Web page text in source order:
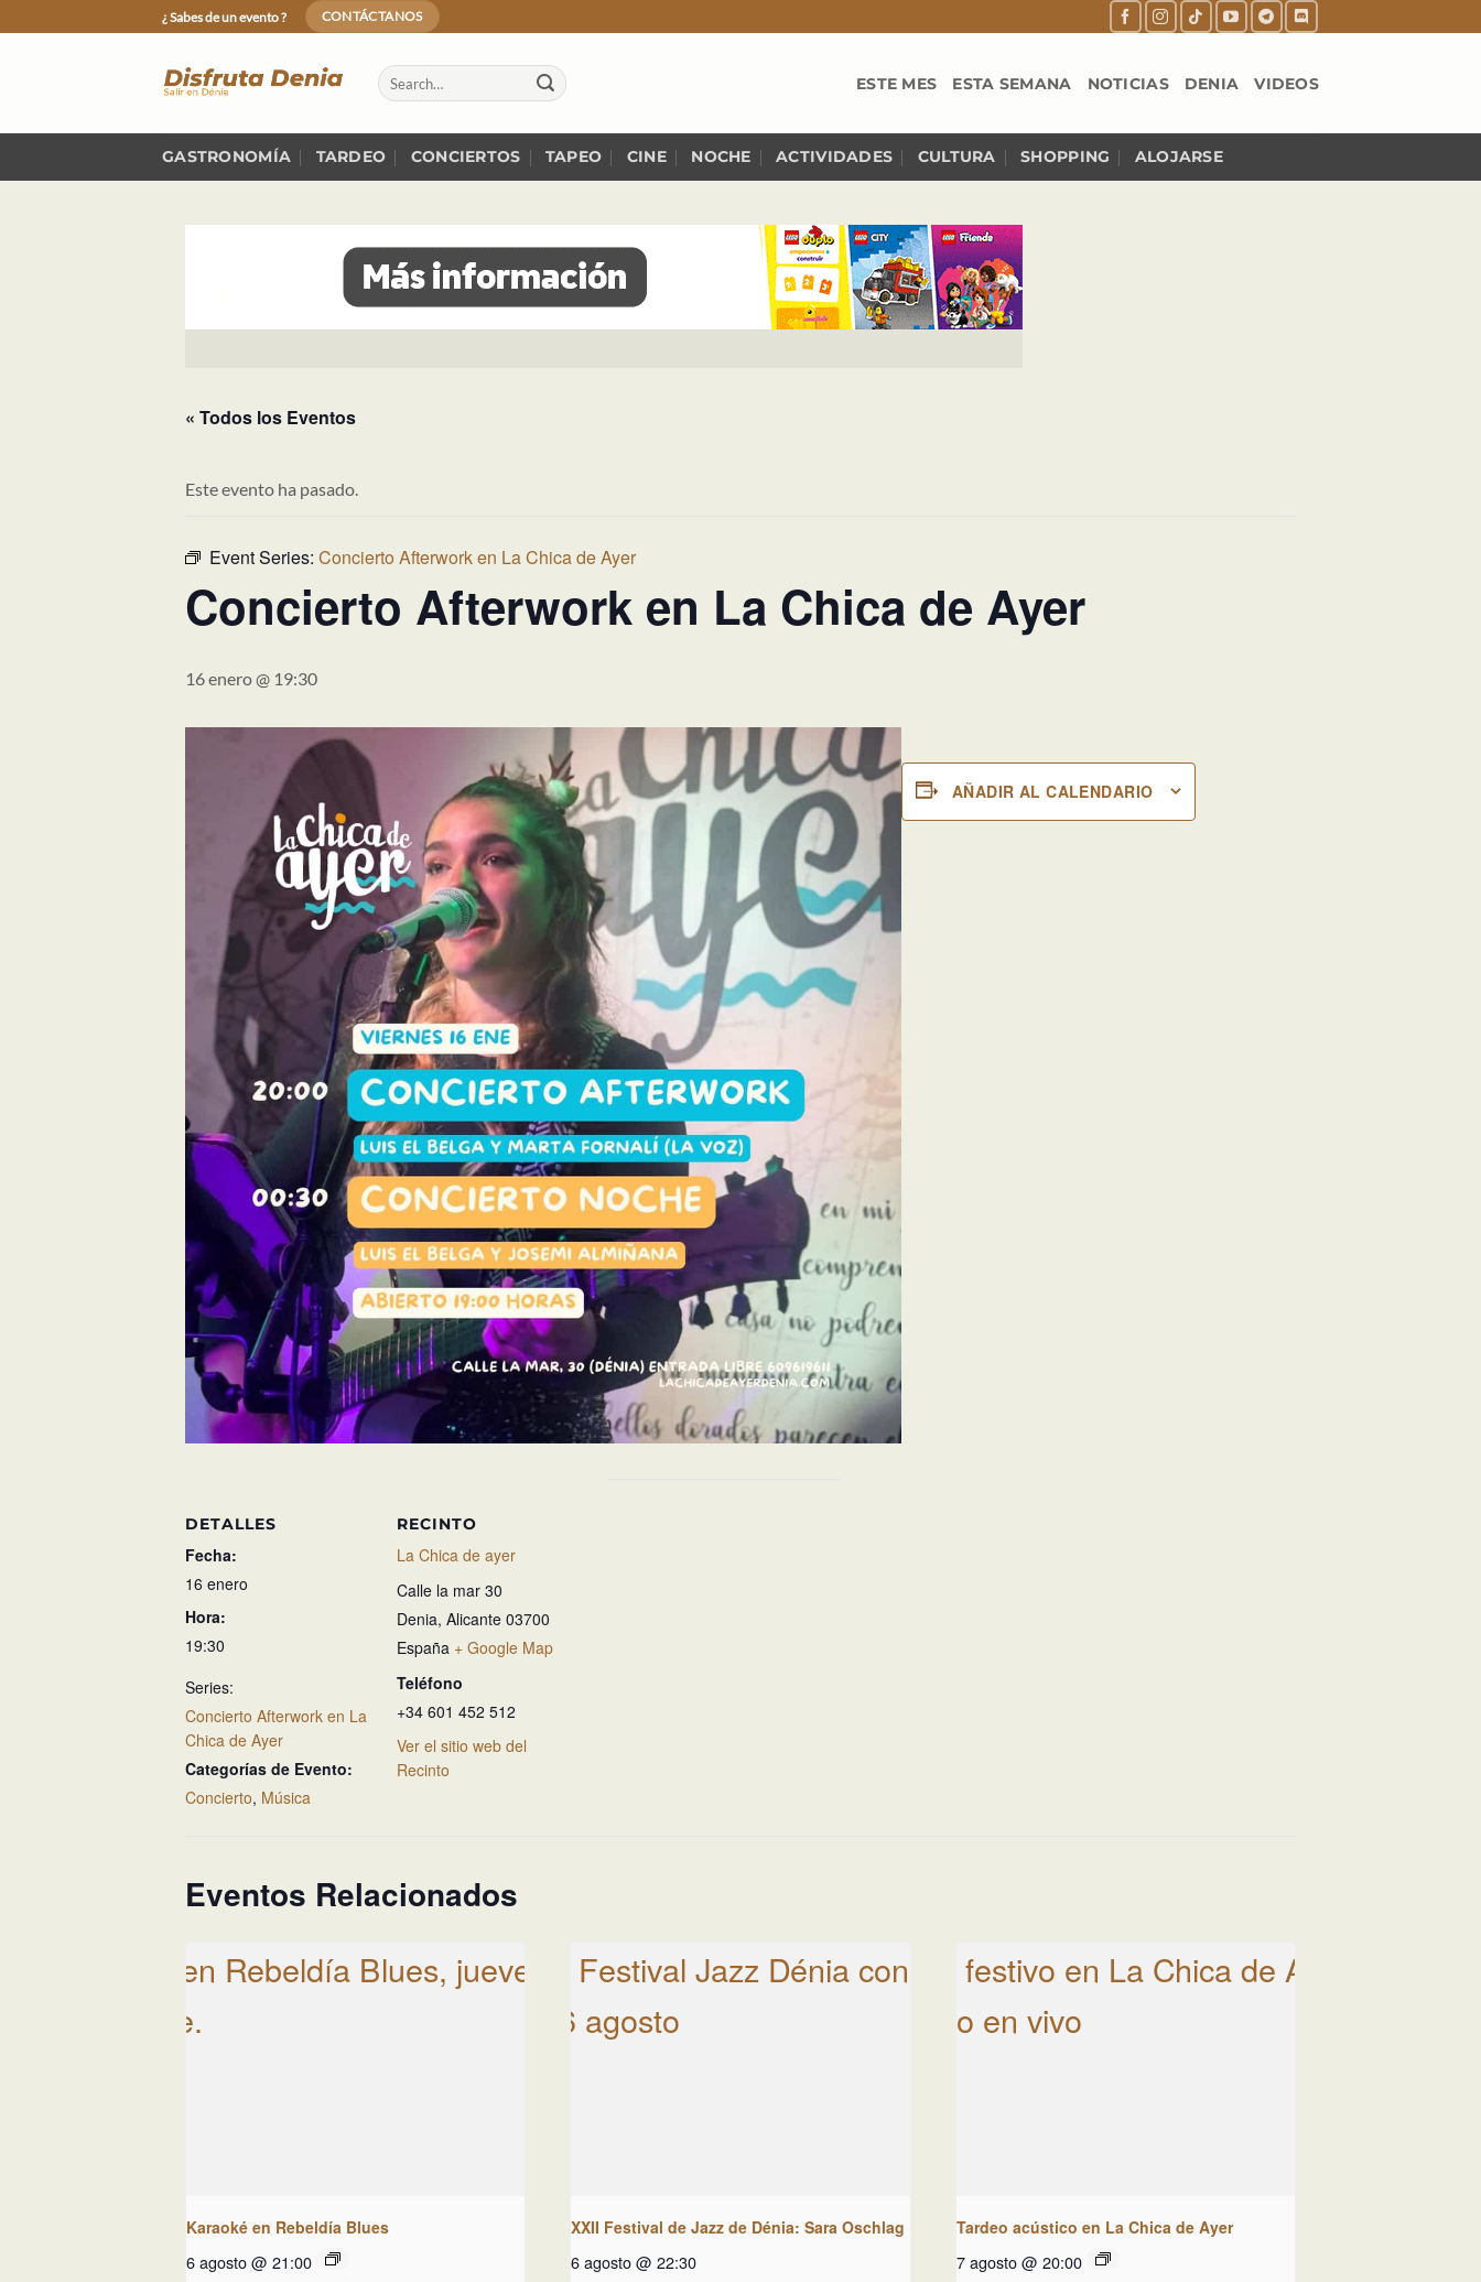
to
¿ Sabes de un evento ? CONTÁCTANOS
ESTE MES ESTA SEMANA NOTICIAS DENIA VIDEOS
GASTRONOMÍA TARDEO CONCIERTOS TAPEO CINE NOCHE ACTIVIDADES CULTURA SHOPPING ALOJARSE
« Todos los Eventos
Este evento ha pasado.
Event Series: Concierto Afterwork en La Chica de Ayer
Concierto Afterwork en La Chica de Ayer
16 enero @ 19:30
AÑADIR AL CALENDARIO
DETALLES
Fecha:
16 enero
Hora:
19:30
Series:
Concierto Afterwork en La
Chica de Ayer
Categorías de Evento:
Concierto, Música
RECINTO
La Chica de ayer
Calle la mar 30
Denia, Alicante 03700
España + Google Map
Teléfono
+34 601 452 512
Ver el sitio web del
Recinto
Eventos Relacionados
Karaoké en Rebeldía Blues
6 agosto @ 21:00
XXII Festival de Jazz de Dénia: Sara Oschlag
6 agosto @ 22:30
Tardeo acústico en La Chica de Ayer
7 agosto @ 20:00